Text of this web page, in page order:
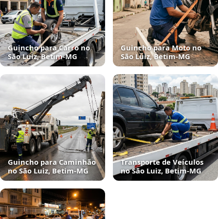
Guincho para Carro no
São Luiz, Betim‑MG
Guincho para Moto no
São Luiz, Betim‑MG
Guincho para Caminhão
no São Luiz, Betim‑MG
Transporte de Veículos
no São Luiz, Betim‑MG